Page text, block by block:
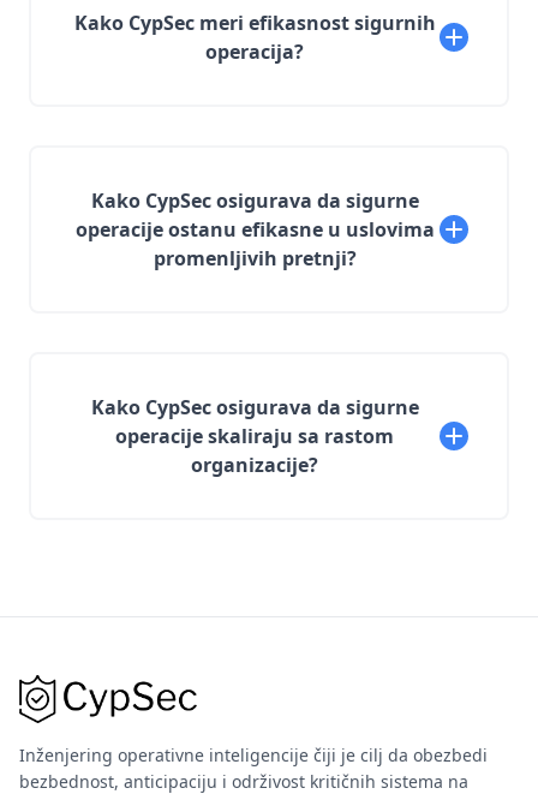
Kako CypSec meri efikasnost sigurnih
operacija?
Kako CypSec osigurava da sigurne
operacije ostanu efikasne u uslovima
promenljivih pretnji?
Kako CypSec osigurava da sigurne
operacije skaliraju sa rastom
organizacije?
Inženjering operativne inteligencije čiji je cilj da obezbedi
bezbednost, anticipaciju i održivost kritičnih sistema na